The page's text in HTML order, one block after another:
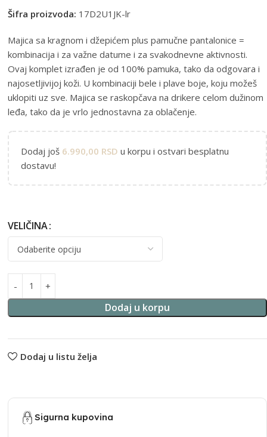
Šifra proizvoda: 17D2U1JK-lr
Majica sa kragnom i džepićem plus pamučne pantalonice =
kombinacija i za važne datume i za svakodnevne aktivnosti.
Ovaj komplet izrađen je od 100% pamuka, tako da odgovara i
najosetljivijoj koži. U kombinaciji bele i plave boje, koju možeš
uklopiti uz sve. Majica se raskopčava na drikere celom dužinom
leđa, tako da je vrlo jednostavna za oblačenje.
Dodaj još 6.990,00 RSD u korpu i ostvari besplatnu
dostavu!
VELIČINA
Dodaj u korpu
Alternative:
Dodaj u listu želja
Sigurna kupovina